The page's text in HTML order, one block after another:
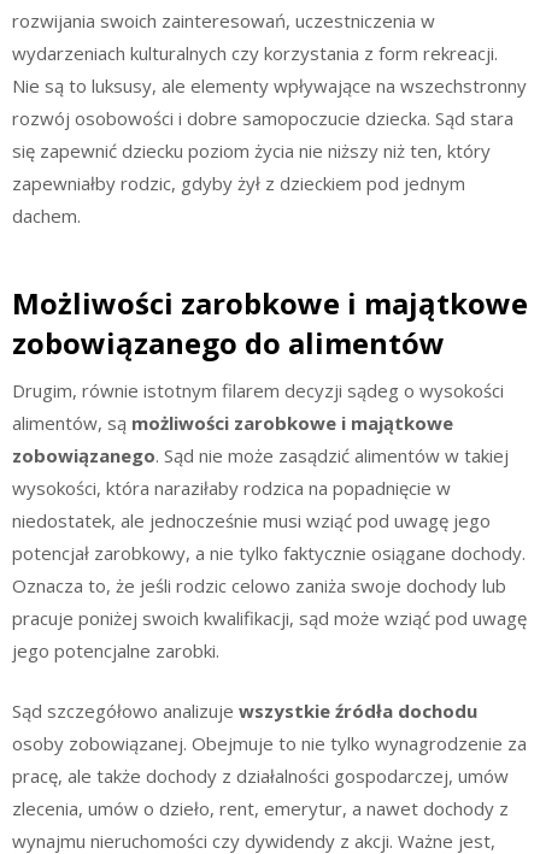
rozwijania swoich zainteresowań, uczestniczenia w
wydarzeniach kulturalnych czy korzystania z form rekreacji.
Nie są to luksusy, ale elementy wpływające na wszechstronny
rozwój osobowości i dobre samopoczucie dziecka. Sąd stara
się zapewnić dziecku poziom życia nie niższy niż ten, który
zapewniałby rodzic, gdyby żył z dzieckiem pod jednym
dachem.
Możliwości zarobkowe i majątkowe
zobowiązanego do alimentów
Drugim, równie istotnym filarem decyzji sądeg o wysokości
alimentów, są możliwości zarobkowe i majątkowe
zobowiązanego. Sąd nie może zasądzić alimentów w takiej
wysokości, która naraziłaby rodzica na popadnięcie w
niedostatek, ale jednocześnie musi wziąć pod uwagę jego
potencjał zarobkowy, a nie tylko faktycznie osiągane dochody.
Oznacza to, że jeśli rodzic celowo zaniża swoje dochody lub
pracuje poniżej swoich kwalifikacji, sąd może wziąć pod uwagę
jego potencjalne zarobki.
Sąd szczegółowo analizuje wszystkie źródła dochodu
osoby zobowiązanej. Obejmuje to nie tylko wynagrodzenie za
pracę, ale także dochody z działalności gospodarczej, umów
zlecenia, umów o dzieło, rent, emerytur, a nawet dochody z
wynajmu nieruchomości czy dywidendy z akcji. Ważne jest,